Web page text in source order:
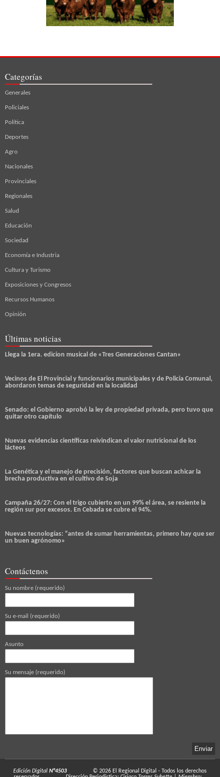
Categorías
Generales
Policiales
Política
Deportes
Agro
Nacionales
Provinciales
Regionales
Salud
Educación
Sociedad
Economía e Industria
Cultura y Turismo
Exposiciones y Congresos
Recursos Humanos
Opinión
Últimas noticias
Llega la 1era. edicion musical de «Tres Generaciones Cantan»
Vecinos de El Provincial y funcionarios municipales y de Policia Comunal,
abordaron temas de seguridad en la localidad
Senado: el Gobierno aprobó la ley de propiedad privada, pero tuvo que
quitar otro capítulo
Nuevas evidencias científicas reivindican el valor nutricional de los
lácteos
La Genética y el manejo de precisión, factores que buscan achicar la
brecha productiva en el cultivo de Soja
Campaña 26/27: Con el trigo cubierto en un 99% el área, se resiente la
región sur por excesos. En Cebada se cubre el 94%.
Nuevas tecnologías: “antes de sumar herramientas, primero hay que ser
un buen agrónomo»
Contáctenos
Su nombre (requerido)
Su e-mail (requerido)
Asunto
Su mensaje (requerido)
Edición Digital N°4503 © 2026 El Regional Digital - Todos los derechos